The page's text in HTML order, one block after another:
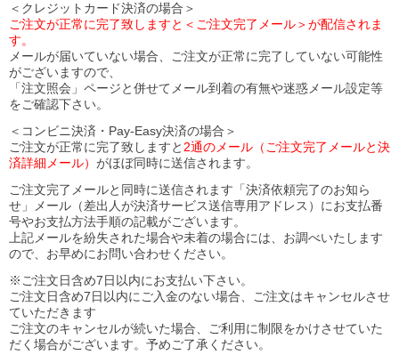
＜クレジットカード決済の場合＞
ご注文が正常に完了致しますと＜ご注文完了メール＞が配信されま
す。
メールが届いていない場合、ご注文が正常に完了していない可能性
がございますので、
「注文照会」ページと併せてメール到着の有無や迷惑メール設定等
をご確認下さい。
＜コンビニ決済・Pay-Easy決済の場合＞
ご注文が正常に完了致しますと 2通のメール（ご注文完了メールと決
済詳細メール） がほぼ同時に送信されます。
ご注文完了メールと同時に送信されます「決済依頼完了のお知ら
せ」メール（差出人が決済サービス送信専用アドレス）にお支払番
号やお支払方法手順の記載がございます。
上記メールを紛失された場合や未着の場合には、お調べいたします
ので、お早めにお問い合わせください。
※ご注文日含め7日以内にお支払い下さい。
ご注文日含め7日以内にご入金のない場合、ご注文はキャンセルさせ
ていただきます
ご注文のキャンセルが続いた場合、ご利用に制限をかけさせていた
だく場合がございます。予めご了承ください。